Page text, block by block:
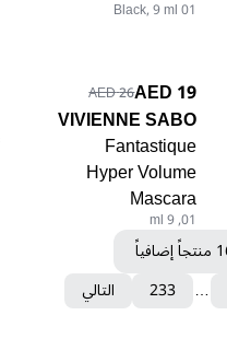
01 Black, 9 ml
19 AED
26 AED
VIVIENNE SABO
Fantastique
Hyper Volume
Mascara
01, 9 ml
…
233 التالي